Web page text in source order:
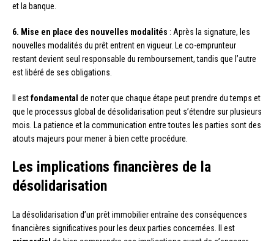
et la banque.
6. Mise en place des nouvelles modalités : Après la signature, les
nouvelles modalités du prêt entrent en vigueur. Le co-emprunteur
restant devient seul responsable du remboursement, tandis que l’autre
est libéré de ses obligations.
Il estfondamental de noter que chaque étape peut prendre du temps et
que le processus global de désolidarisation peut s’étendre sur plusieurs
mois. La patience et la communication entre toutes les parties sont des
atouts majeurs pour mener à bien cette procédure.
Les implications financières de la
désolidarisation
La désolidarisation d’un prêt immobilier entraîne des conséquences
financières significatives pour les deux parties concernées. Il est